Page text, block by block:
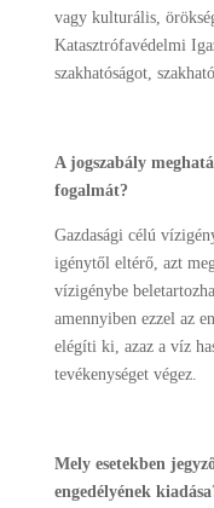
vagy kulturális,
Katasztrófavédelmi
szakhatóságot,
A jogszabály
fogalmát?
Gazdasági célú
igénytől eltérő, azt
vízigénybe
amennyiben ezzel az
elégíti ki, azaz a víz
tevékenységet végez.
Mely esetekben
engedélyének